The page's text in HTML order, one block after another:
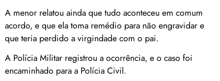
A menor relatou ainda que tudo aconteceu em comum
acordo, e que ela toma remédio para não engravidar e
que teria perdido a virgindade com o pai.
A Polícia Militar registrou a ocorrência, e o caso foi
encaminhado para a Polícia Civil.